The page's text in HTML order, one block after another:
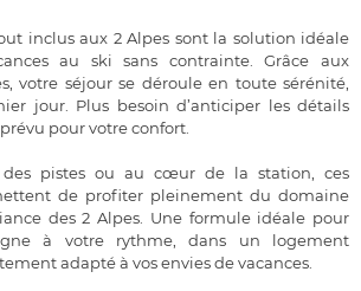
inclus aux 2 Alpes sont la solution idéale
au ski sans contrainte. Grâce aux
votre séjour se déroule en toute sérénité,
jour. Plus besoin d’anticiper les détails
pour votre confort.
pistes ou au cœur de la station, ces
de profiter pleinement du domaine
des 2 Alpes. Une formule idéale pour
à votre rythme, dans un logement
adapté à vos envies de vacances.